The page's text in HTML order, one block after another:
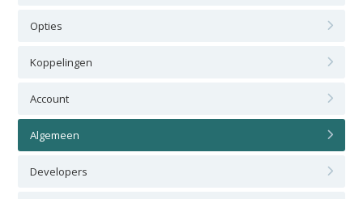
Opties
Koppelingen
Account
Algemeen
Developers